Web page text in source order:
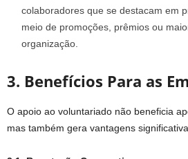
colaboradores que se destacam em
meio de promoções, prêmios ou
organização.
3. Benefícios Para as
O apoio ao voluntariado não beneficia
mas também gera vantagens